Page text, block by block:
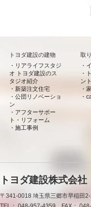
トヨダ建設の建物
リアライフスタジ
オ トヨダ建設のス
タジオ紹介
新築注文住宅
公団リノベーショ
ン
アフターサポー
ト・リフォーム
施工事例
取
ント
トヨダ建設株式会社
〒341-0018 埼玉県三郷市早稲田